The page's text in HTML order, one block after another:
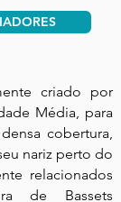
criado por
Média, para
cobertura,
nariz perto do
relacionados
de Bassets